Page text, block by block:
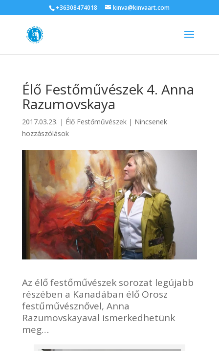
+36308474018 kinva@kinvaart.com
Élő Festőművészek 4. Anna
Razumovskaya
2017.03.23. | Élő Festőművészek| Nincsenek
hozzászólások
Az élő festőművészek sorozat legújabb
részében a Kanadában élő Orosz
festűművésznővel, Anna
Razumovskayaval ismerkedhetünk
meg…